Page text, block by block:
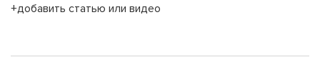
+добавить статью или видео